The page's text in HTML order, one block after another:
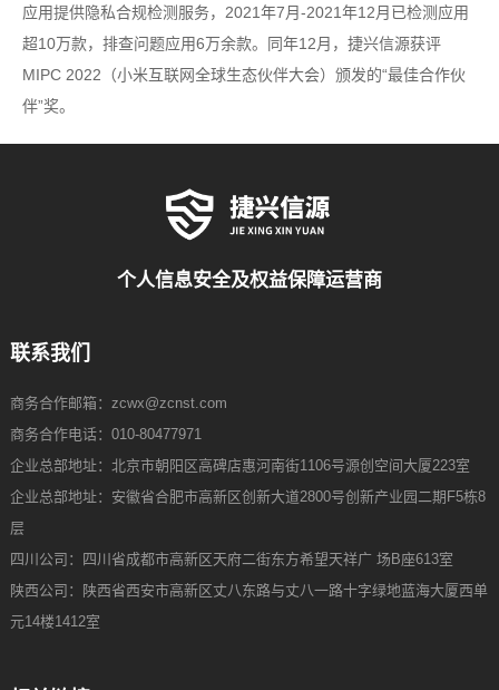
应用提供隐私合规检测服务，2021年7月-2021年12月已检测应用
超10万款，排查问题应用6万余款。同年12月，捷兴信源获评
MIPC 2022（小米互联网全球生态伙伴大会）颁发的“最佳合作伙
伴”奖。
个人信息安全及权益保障运营商
联系我们
商务合作邮箱：zcwx@zcnst.com
商务合作电话：010-80477971
企业总部地址：北京市朝阳区高碑店惠河南街1106号源创空间大厦223室
企业总部地址：安徽省合肥市高新区创新大道2800号创新产业园二期F5栋8
层
四川公司：四川省成都市高新区天府二街东方希望天祥广 场B座613室
陕西公司：陕西省西安市高新区丈八东路与丈八一路十字绿地蓝海大厦西单
元14楼1412室